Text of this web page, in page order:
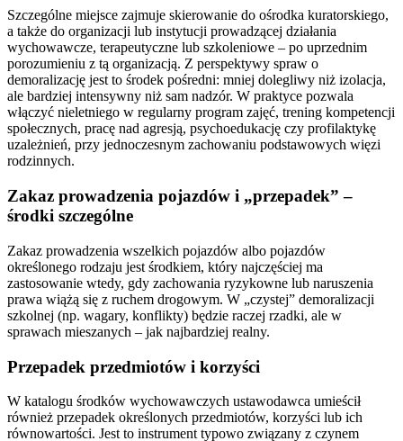
Szczególne miejsce zajmuje skierowanie do ośrodka kuratorskiego,
a także do organizacji lub instytucji prowadzącej działania
wychowawcze, terapeutyczne lub szkoleniowe – po uprzednim
porozumieniu z tą organizacją. Z perspektywy spraw o
demoralizację jest to środek pośredni: mniej dolegliwy niż izolacja,
ale bardziej intensywny niż sam nadzór. W praktyce pozwala
włączyć nieletniego w regularny program zajęć, trening kompetencji
społecznych, pracę nad agresją, psychoedukację czy profilaktykę
uzależnień, przy jednoczesnym zachowaniu podstawowych więzi
rodzinnych.
Zakaz prowadzenia pojazdów i „przepadek” –
środki szczególne
Zakaz prowadzenia wszelkich pojazdów albo pojazdów
określonego rodzaju jest środkiem, który najczęściej ma
zastosowanie wtedy, gdy zachowania ryzykowne lub naruszenia
prawa wiążą się z ruchem drogowym. W „czystej” demoralizacji
szkolnej (np. wagary, konflikty) będzie raczej rzadki, ale w
sprawach mieszanych – jak najbardziej realny.
Przepadek przedmiotów i korzyści
W katalogu środków wychowawczych ustawodawca umieścił
również przepadek określonych przedmiotów, korzyści lub ich
równowartości. Jest to instrument typowo związany z czynem